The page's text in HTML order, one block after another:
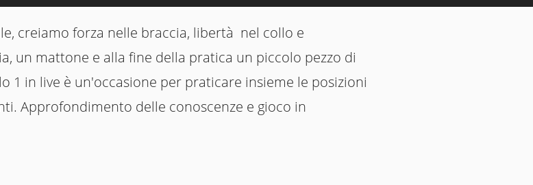
creiamo forza nelle braccia, libertà nel collo e
un mattone e alla fine della pratica un piccolo pezzo di
in live è un'occasione per praticare insieme le posizioni
Approfondimento delle conoscenze e gioco in